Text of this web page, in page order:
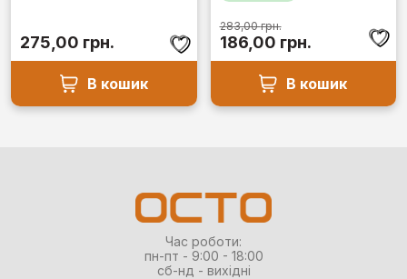
275,00 грн.
В кошик
283,00грн.
Оригінальна
ціна:
283,00 грн..
186,00 грн.Поточна
ціна:
186,00 грн..
В кошик
Час роботи:
пн-пт - 9:00 - 18:00
сб-нд - вихідні